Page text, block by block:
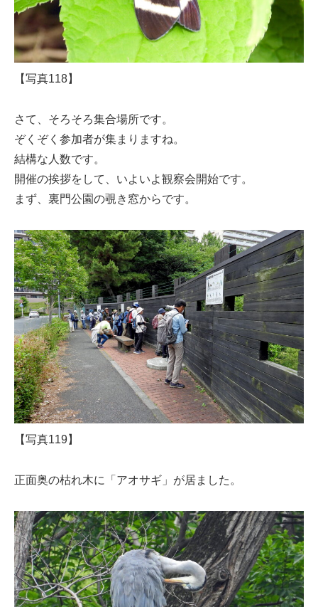
【写真118】
さて、そろそろ集合場所です。
ぞくぞく参加者が集まりますね。
結構な人数です。
開催の挨拶をして、いよいよ観察会開始です。
まず、裏門公園の覗き窓からです。
【写真119】
正面奥の枯れ木に「アオサギ」が居ました。